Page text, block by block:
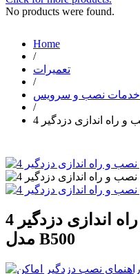
No products were found.
Home
/
تعمیرات
/
خدمات نصب و سرویس
/
راهنمای نصب و راه اندازی دزدگیر 4NET
مدل B500